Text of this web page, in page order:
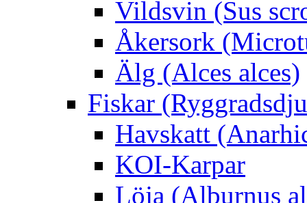
Vildsvin (Sus
Åkersork
Älg (Alces alces)
Fiskar
Havskatt
KOI-Karpar
Löja (Alburnus